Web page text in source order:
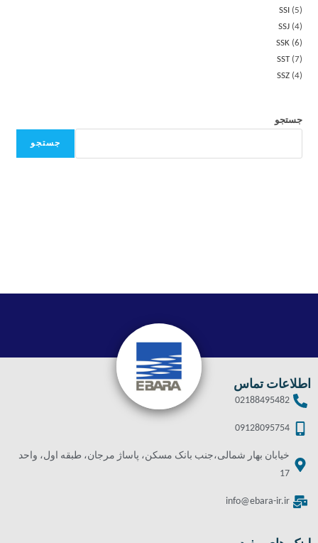
SSI
5
SSJ 4
SSK 6
SST 7
SSZ 4
جستجو
جستجو
اطلاعات تماس
02188495482
09128095754
خیابان بهار شمالی،جنب بانک مسکن، پاساژ مرجان، طبقه اول، واحد
17
info@ebara-ir.ir